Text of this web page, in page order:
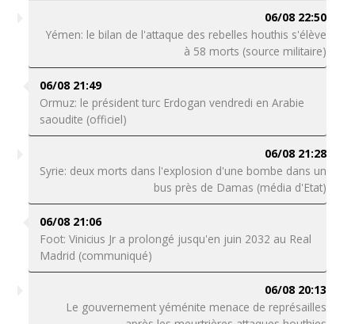
06/08 22:50
Yémen: le bilan de l'attaque des rebelles houthis s'élève
à 58 morts (source militaire)
06/08 21:49
Ormuz: le président turc Erdogan vendredi en Arabie
saoudite (officiel)
06/08 21:28
Syrie: deux morts dans l'explosion d'une bombe dans un
bus près de Damas (média d'Etat)
06/08 21:06
Foot: Vinicius Jr a prolongé jusqu'en juin 2032 au Real
Madrid (communiqué)
06/08 20:13
Le gouvernement yéménite menace de représailles